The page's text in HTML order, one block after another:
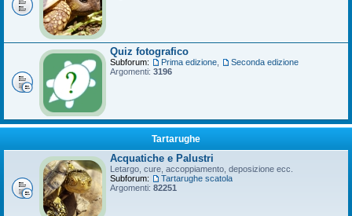
Quiz fotografico
Subforum: Prima edizione
Seconda edizione
Argomenti: 3196
Tartarughe
Acquatiche e Palustri
Letargo, cure, accoppiamento, deposizione ecc.
Subforum:
Tartarughe scatola
Argomenti: 82251